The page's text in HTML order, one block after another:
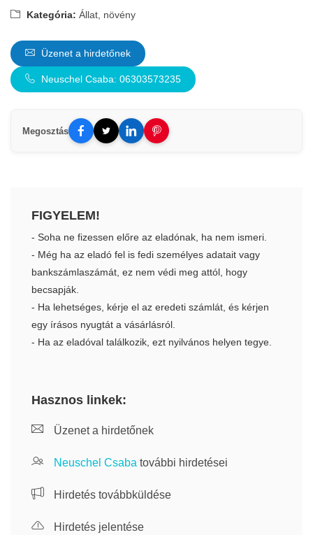
Kategória: Állat, növény
Üzenet a hirdetőnek
Neuschel Csaba: 06303573235
Megosztás
FIGYELEM!
- Soha ne fizessen előre az eladónak, ha nem ismeri.
- Még ha az eladó fel is fedi személyes adatait vagy
bankszámlaszámát, ez nem védi meg attól, hogy
becsapják.
- Ha lehetséges, kérje el az eredeti számlát, és kérjen
egy írásos nyugtát a vásárlásról.
- Ha az eladóval találkozik, ezt nyilvános helyen tegye.
Hasznos linkek:
Üzenet a hirdetőnek
Neuschel Csaba további hirdetései
Hirdetés továbbküldése
Hirdetés jelentése